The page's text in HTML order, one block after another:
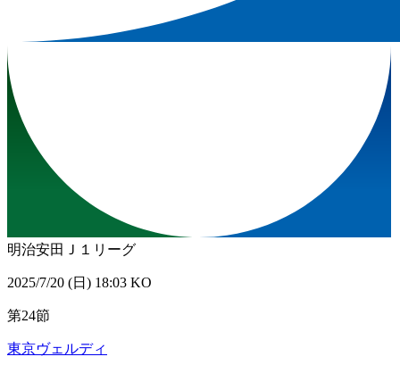
明治安田Ｊ１リーグ
2025/7/20 (日) 18:03 KO
第24節
東京ヴェルディ